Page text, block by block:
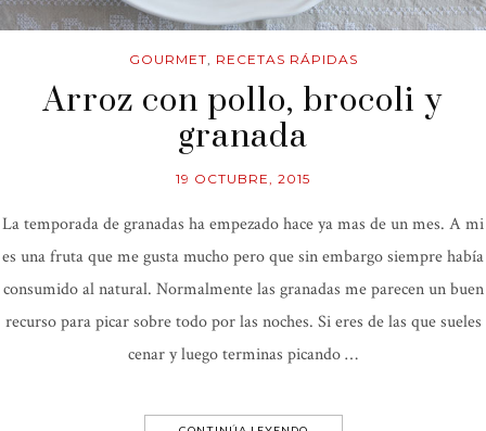
GOURMET, RECETAS RÁPIDAS
Arroz con pollo, brocoli y
granada
19 OCTUBRE, 2015
La temporada de granadas ha empezado hace ya mas de un mes. A mi
es una fruta que me gusta mucho pero que sin embargo siempre había
consumido al natural. Normalmente las granadas me parecen un buen
recurso para picar sobre todo por las noches. Si eres de las que sueles
cenar y luego terminas picando …